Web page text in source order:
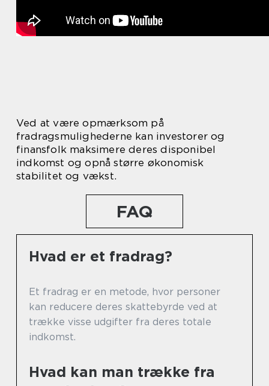
Ved at være opmærksom på
fradragsmulighederne kan investorer og
finansfolk maksimere deres disponibel
indkomst og opnå større økonomisk
stabilitet og vækst.
FAQ
Hvad er et fradrag?
Et fradrag er en metode, hvor personer
kan reducere deres skattebyrde ved at
trække visse udgifter fra deres totale
indkomst.
Hvad kan man trække fra